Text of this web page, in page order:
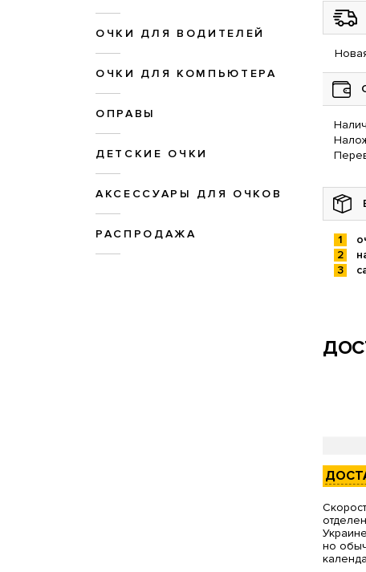
ОЧКИ ДЛЯ ВОДИТЕЛЕЙ
ОЧКИ ДЛЯ КОМПЬЮТЕРА
ОПРАВЫ
ДЕТСКИЕ ОЧКИ
АКСЕССУАРЫ ДЛЯ ОЧКОВ
РАСПРОДАЖА
но